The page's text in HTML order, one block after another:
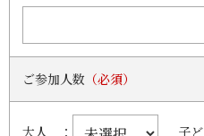
ご参加人数 （必須）
大人 ： 子